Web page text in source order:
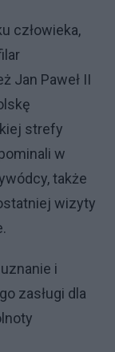
człowieka,
Jan Paweł II
strefy
w
także
wizyty
i
zasługi dla